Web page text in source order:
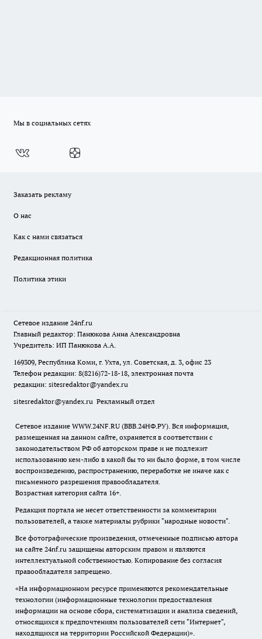
Мы в социальных сетях
Заказать рекламу
О нас
Как с нами связаться
Редакционная политика
Политика этики
Сетевое издание 24nf.ru
Главный редактор: Панюкова Анна Александровна
Учредитель: ИП Панюкова А.А.
169309, Республика Коми, г. Ухта, ул. Советская, д. 3, офис 23
Телефон редакции: 8(8216)72-18-18, электронная почта
редакции: sitesredaktor@yandex.ru
sitesredaktor@yandex.ru Рекламный отдел
Сетевое издание WWW.24NF.RU (ВВВ.24НФ.РУ). Вся информация,
размещенная на данном сайте, охраняется в соответствии с
законодательством РФ об авторском праве и не подлежит
использованию кем-либо в какой бы то ни было форме, в том числе
воспроизведению, распространению, переработке не иначе как с
письменного разрешения правообладателя.
Возрастная категория сайта 16+.
Редакция портала не несет ответственности за комментарии
пользователей, а также материалы рубрики "народные новости".
Все фотографические произведения, отмеченные подписью автора
на сайте 24nf.ru защищены авторским правом и являются
интеллектуальной собственностью. Копирование без согласия
правообладателя запрещено.
«На информационном ресурсе применяются рекомендательные
технологии (информационные технологии предоставления
информации на основе сбора, систематизации и анализа сведений,
относящихся к предпочтениям пользователей сети "Интернет",
находящихся на территории Российской Федерации)».